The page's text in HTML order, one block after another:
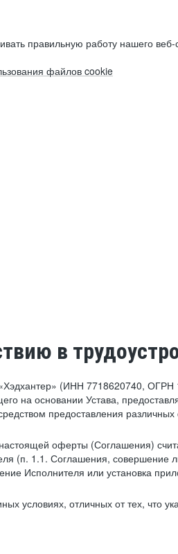
правильную работу нашего веб-
файлов cookie
в
(ИНН 7718620740,
на основании Устава,
предоставления
оферты (Соглашения)
(п. 1.1. Соглашения, совершение
Исполнителя или установка
условиях, отличных от тех, что